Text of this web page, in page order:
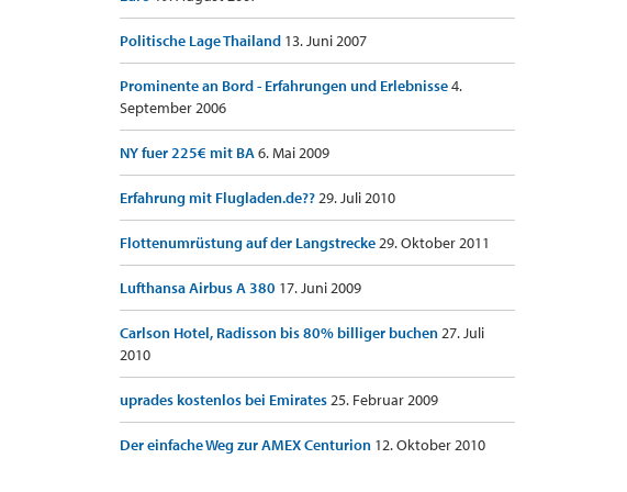
Politische Lage Thailand 13. Juni 2007
Prominente an Bord - Erfahrungen und Erlebnisse4.
September 2006
NY fuer 225€ mit BA6. Mai 2009
Erfahrung mit Flugladen.de??29. Juli 2010
Flottenumrüstung auf der Langstrecke29. Oktober 2011
Lufthansa Airbus A 380 17. Juni 2009
Carlson Hotel, Radisson bis 80% billiger buchen27. Juli
2010
uprades kostenlos bei Emirates25. Februar 2009
Der einfache Weg zur AMEX Centurion 12. Oktober 2010